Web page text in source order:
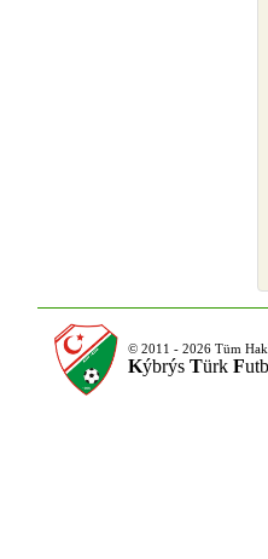
© 2011 - 2026 Tüm
Kýbrýs Türk F